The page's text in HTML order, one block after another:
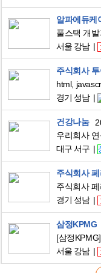
알파에듀케
풀스택 개
서울 강남
주식회사
경기 성남
건강나눔
대구 서구
주식회사 페
경기 성남
삼정KPMG
서울 강남